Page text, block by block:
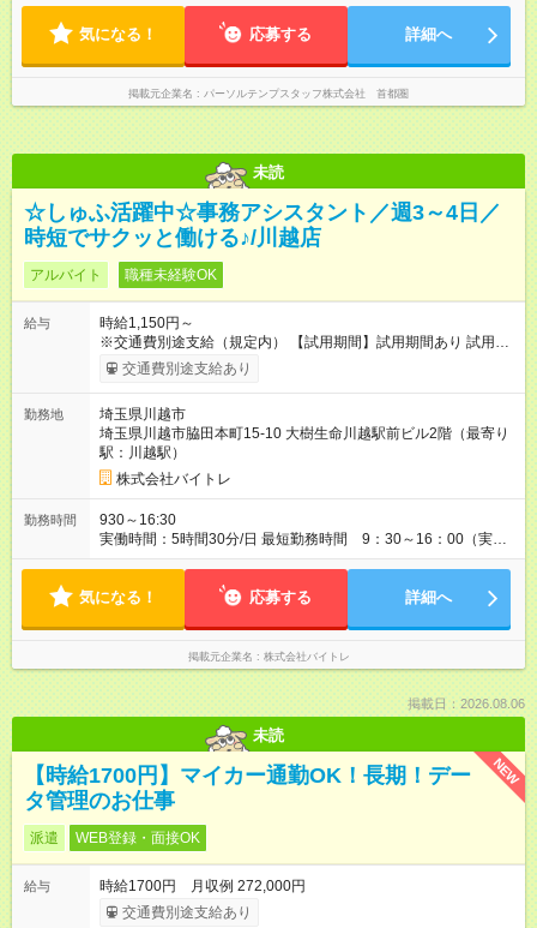
気になる！ 応募する 詳細へ
掲載元企業名 パーソルテンプスタッフ株式会社 首都圏
未読
☆しゅふ活躍中☆事務アシスタント／週3～4日／
時短でサクッと働ける♪/川越店
アルバイト 職種未経験OK
給与
時給1,150円～
※交通費別途支給（規定内） 【試用期間】試用期間あり 試用期
間の長さ：2ヶ月 雇用形態、給与は本採用時と同じです。
交通費別途支給あり
勤務地
埼玉県川越市
埼玉県川越市脇田本町15-10 大樹生命川越駅前ビル2階（最寄り
駅：川越駅）
株式会社バイトレ
勤務時間
930～16:30
実働時間：5時間30分/日 最短勤務時間 9：30～16：00（実働
5.5時間） 9：30～16：30（実働6時間）、9：30～17：00（実
気になる！ 応募する 詳細へ
掲載元企業名 株式会社バイトレ
掲載日：2026.08.06
未読
NEW
【時給1700円】マイカー通勤OK！長期！デー
タ管理のお仕事
派遣 WEB登録・面接OK
給与
時給1700円 月収例 272,000円
交通費別途支給あり